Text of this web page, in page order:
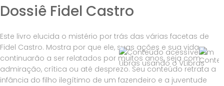
Dossiê Fidel Castro
Este livro elucida o mistério por trás das várias facetas de
Fidel Castro. Mostra por que ele, suas ações e sua vida
continuarão a ser relatados por muitos anos, seja com
admiração, crítica ou até desprezo. Seu conteúdo retrata a
infância do filho ilegítimo de um fazendeiro e a juventude